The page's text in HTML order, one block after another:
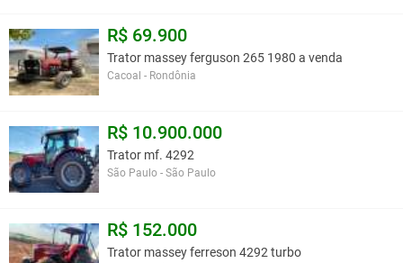
R$ 69.900
Trator massey ferguson 265 1980 a venda
Cacoal - Rondônia
R$ 10.900.000
Trator mf. 4292
São Paulo - São Paulo
R$ 152.000
Trator massey ferreson 4292 turbo